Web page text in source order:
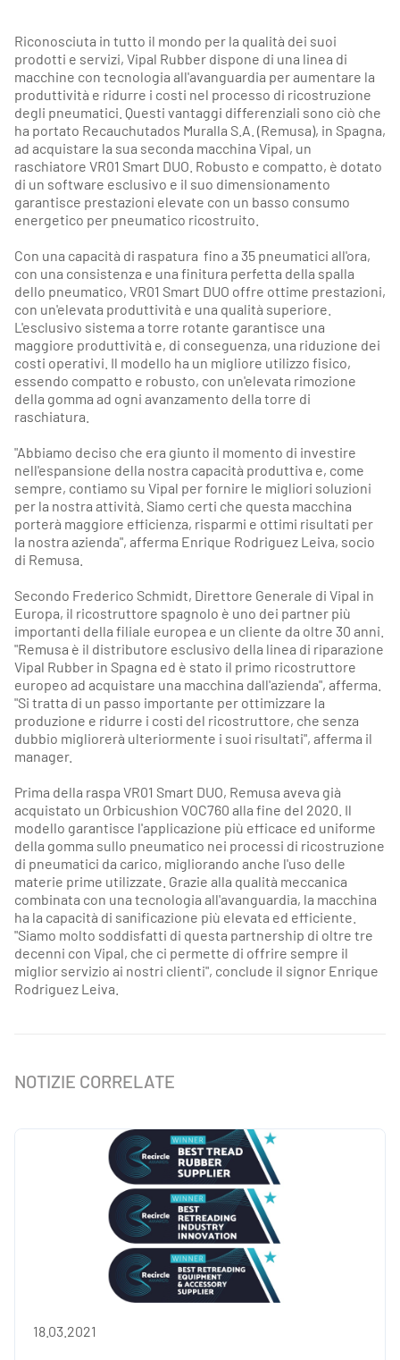
Riconosciuta in tutto il mondo per la qualità dei suoi
prodotti e servizi, Vipal Rubber dispone di una linea di
macchine con tecnologia all'avanguardia per aumentare la
produttività e ridurre i costi nel processo di ricostruzione
degli pneumatici. Questi vantaggi differenziali sono ciò che
ha portato Recauchutados Muralla S.A. (Remusa), in Spagna,
ad acquistare la sua seconda macchina Vipal, un
raschiatore VR01 Smart DUO. Robusto e compatto, è dotato
di un software esclusivo e il suo dimensionamento
garantisce prestazioni elevate con un basso consumo
energetico per pneumatico ricostruito.
Con una capacità di raspatura fino a 35 pneumatici all'ora,
con una consistenza e una finitura perfetta della spalla
dello pneumatico, VR01 Smart DUO offre ottime prestazioni,
con un'elevata produttività e una qualità superiore.
L'esclusivo sistema a torre rotante garantisce una
maggiore produttività e, di conseguenza, una riduzione dei
costi operativi. Il modello ha un migliore utilizzo fisico,
essendo compatto e robusto, con un'elevata rimozione
della gomma ad ogni avanzamento della torre di
raschiatura.
"Abbiamo deciso che era giunto il momento di investire
nell'espansione della nostra capacità produttiva e, come
sempre, contiamo su Vipal per fornire le migliori soluzioni
per la nostra attività. Siamo certi che questa macchina
porterà maggiore efficienza, risparmi e ottimi risultati per
la nostra azienda", afferma Enrique Rodriguez Leiva, socio
di Remusa.
Secondo Frederico Schmidt, Direttore Generale di Vipal in
Europa, il ricostruttore spagnolo è uno dei partner più
importanti della filiale europea e un cliente da oltre 30 anni.
"Remusa è il distributore esclusivo della linea di riparazione
Vipal Rubber in Spagna ed è stato il primo ricostruttore
europeo ad acquistare una macchina dall'azienda", afferma.
"Si tratta di un passo importante per ottimizzare la
produzione e ridurre i costi del ricostruttore, che senza
dubbio migliorerà ulteriormente i suoi risultati", afferma il
manager.
Prima della raspa VR01 Smart DUO, Remusa aveva già
acquistato un Orbicushion VOC760 alla fine del 2020. Il
modello garantisce l'applicazione più efficace ed uniforme
della gomma sullo pneumatico nei processi di ricostruzione
di pneumatici da carico, migliorando anche l'uso delle
materie prime utilizzate. Grazie alla qualità meccanica
combinata con una tecnologia all'avanguardia, la macchina
ha la capacità di sanificazione più elevata ed efficiente.
"Siamo molto soddisfatti di questa partnership di oltre tre
decenni con Vipal, che ci permette di offrire sempre il
miglior servizio ai nostri clienti", conclude il signor Enrique
Rodriguez Leiva.
NOTIZIE CORRELATE
18.03.2021